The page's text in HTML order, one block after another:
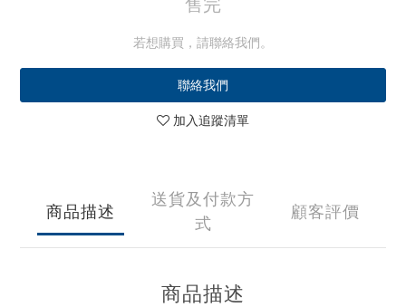
若想購買，請聯絡我們。
聯絡我們
加入追蹤清單
商品描述
送貨及付款方
式
顧客評價
商品描述